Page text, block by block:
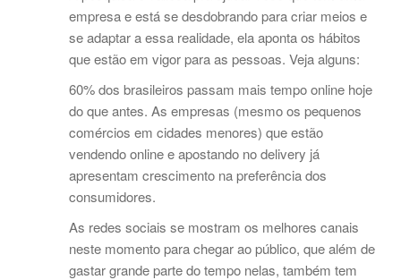
empresa e está se desdobrando para criar meios e
se adaptar a essa realidade, ela aponta os hábitos
que estão em vigor para as pessoas. Veja alguns:
60% dos brasileiros passam mais tempo online hoje
do que antes. As empresas (mesmo os pequenos
comércios em cidades menores) que estão
vendendo online e apostando no delivery já
apresentam crescimento na preferência dos
consumidores.
As redes sociais se mostram os melhores canais
neste momento para chegar ao público, que além de
gastar grande parte do tempo nelas, também tem